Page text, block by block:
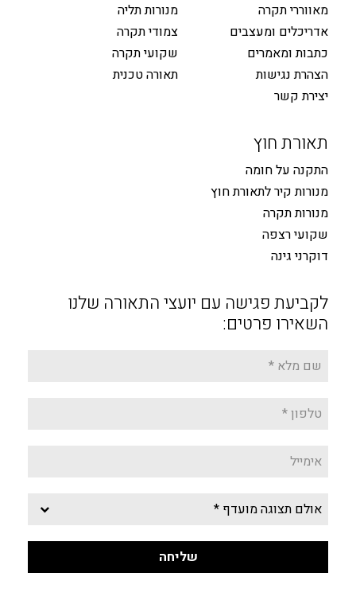
מאווררי תקרה
אדריכלים ומעצבים
כתבות ומאמרים
הצהרת נגישות
יצירת קשר
מנורות תליה
צמודי תקרה
שקועי תקרה
תאורה טכנית
תאורת חוץ
התקנה על חומה
מנורות קיר לתאורת חוץ
מנורות תקרה
שקועי רצפה
דוקרני גינה
לקביעת פגישה עם יועצי התאורה שלנו
השאירו פרטים: